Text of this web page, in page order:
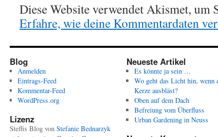
Diese Website verwendet Akismet, um
Erfahre, wie deine Kommentardaten
Blog
Anmelden
Eintrags-Feed
Kommentar-Feed
WordPress.org
Lizenz
Steffis Blog von Stefanie Bednarzyk
Neueste Artikel
Es könnte ja sein …
Wo geht das Licht hin, wenn
Kerze ausbläst?
Oben auf dem Dach
Befreiung vom Überfluss
Urban Gardening in Neuss